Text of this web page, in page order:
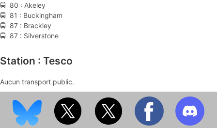
🚍 80 : Akeley
🚍 81 : Buckingham
🚍 87 : Brackley
🚍 87 : Silverstone
Station : Tesco
Aucun transport public.